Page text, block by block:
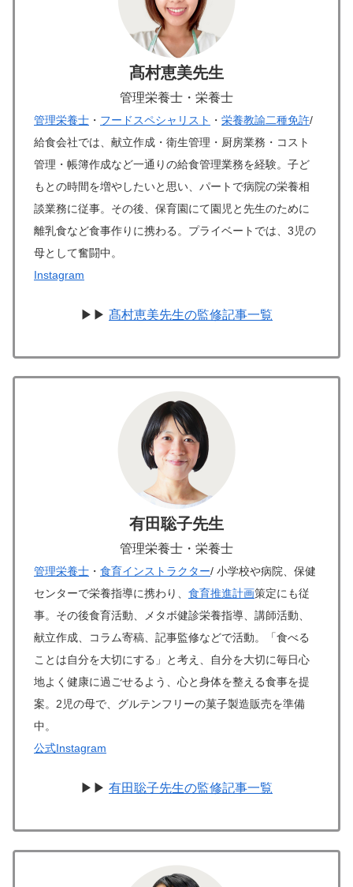
髙村恵美先生
管理栄養士・栄養士
管理栄養士 ・ フードスペシャリスト ・ 栄養教諭二種免許/
給食会社では、献立作成・衛生管理・厨房業務・コスト
管理・帳簿作成など一通りの給食管理業務を経験。子ど
もとの時間を増やしたいと思い、パートで病院の栄養相
談業務に従事。その後、保育園にて園児と先生のために
離乳食など食事作りに携わる。プライベートでは、3児の
母として奮闘中。
Instagram
▶▶ 髙村恵美先生の監修記事一覧
有田聡子先生
管理栄養士・栄養士
管理栄養士 ・ 食育インストラクター/ 小学校や病院、保健
センターで栄養指導に携わり、 食育推進計画策定にも従
事。その後食育活動、メタボ健診栄養指導、講師活動、
献立作成、コラム寄稿、記事監修などで活動。「食べる
ことは自分を大切にする」と考え、自分を大切に毎日心
地よく健康に過ごせるよう、心と身体を整える食事を提
案。2児の母で、グルテンフリーの菓子製造販売を準備
中。
公式Instagram
▶▶ 有田聡子先生の監修記事一覧